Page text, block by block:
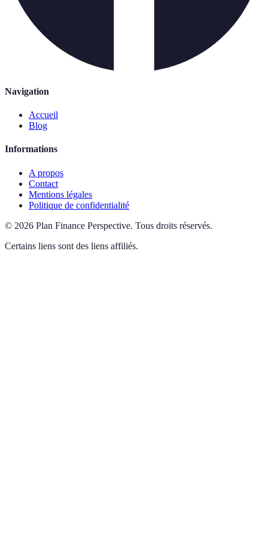
Navigation
Accueil
Blog
Informations
A propos
Contact
Mentions légales
Politique de confidentialité
© 2026 Plan Finance Perspective. Tous droits réservés.
Certains liens sont des liens affiliés.